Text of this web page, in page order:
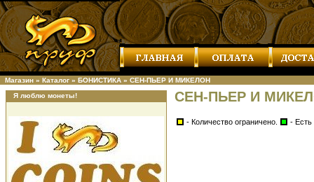
Магазин » Каталог » БОНИСТИКА » СЕН-ПЬЕР И МИКЕЛОН
Я люблю монеты!
СЕН-ПЬЕР И
- Количество ограничено. - Есть